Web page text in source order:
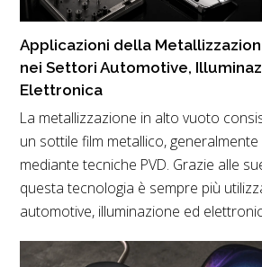
Applicazioni della
nei Settori Automotive,
Elettronica
La metallizzazione in alto vuoto
un sottile film metallico, generalmente
mediante tecniche PVD. Grazie alle
questa tecnologia è sempre più
automotive, illuminazione ed